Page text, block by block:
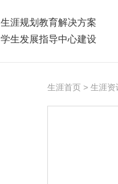
生涯规划教育解决方案
学生发展指导中心建设
生涯首页 > 生涯资